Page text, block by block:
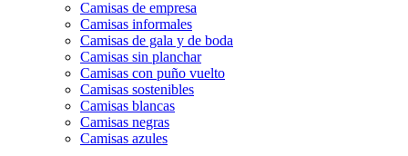
Camisas de empresa
Camisas informales
Camisas de gala y de boda
Camisas sin planchar
Camisas con puño vuelto
Camisas sostenibles
Camisas blancas
Camisas negras
Camisas azules